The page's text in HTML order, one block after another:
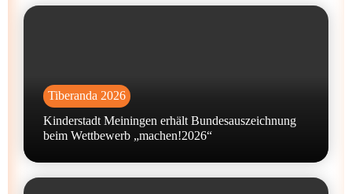
Tiberanda 2026
Kinderstadt Meiningen erhält Bundesauszeichnung
beim Wettbewerb „machen!2026“